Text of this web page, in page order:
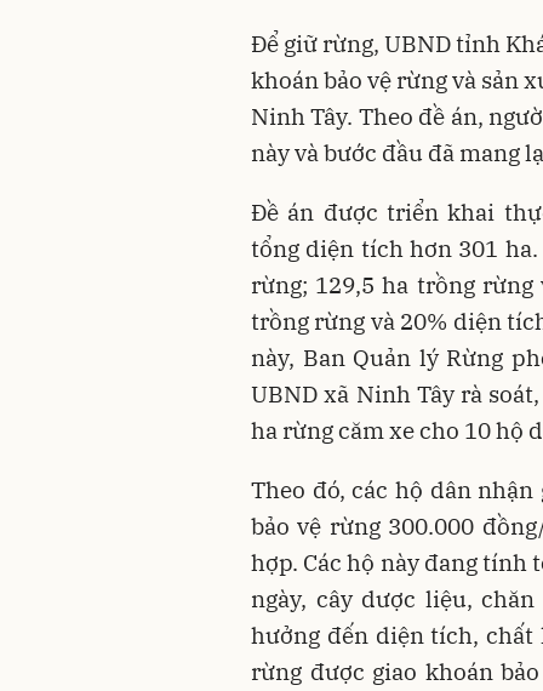
Để giữ rừng, UBND tỉnh
khoán bảo vệ rừng và sản
Ninh Tây. Theo đề án,
này và bước đầu đã mang
Đề án được triển khai
tổng diện tích hơn 301
rừng; 129,5 ha trồng
trồng rừng và 20% diện
này, Ban Quản lý Rừng
UBND xã Ninh Tây rà
ha rừng căm xe cho 10 hộ
Theo đó, các hộ dân
bảo vệ rừng 300.000
hợp. Các hộ này đang tính
ngày, cây dược liệu,
hưởng đến diện tích,
rừng được giao khoán